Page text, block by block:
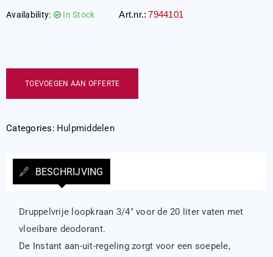
Availability: In Stock Art.nr.: 7944101
TOEVOEGEN AAN OFFERTE
Categories: Hulpmiddelen
BESCHRIJVING
Druppelvrije loopkraan 3/4″ voor de 20 liter vaten met
vloeibare deodorant.
De Instant aan-uit-regeling zorgt voor een soepele,